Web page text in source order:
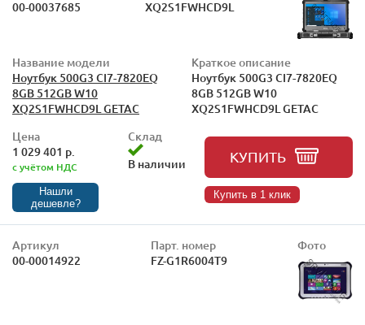
00-00037685
XQ2S1FWHCD9L
Название модели
Ноутбук 500G3 CI7-7820EQ
8GB 512GB W10
XQ2S1FWHCD9L GETAC
Краткое описание
Ноутбук 500G3 CI7-7820EQ
8GB 512GB W10
XQ2S1FWHCD9L GETAC
Цена
1 029 401 р.
с учётом НДС
Нашли
дешевле?
Склад
В наличии
КУПИТЬ
Купить в 1 клик
Артикул
00-00014922
Парт. номер
FZ-G1R6004T9
Фото